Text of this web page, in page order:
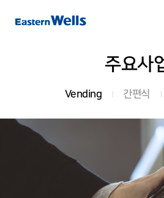
클라이언트
클라이언트 모집
고객의 소리
인재채용
채용공고
직무소개
복리후생
인재육성
홍보자료
주요사
Vending 간편식